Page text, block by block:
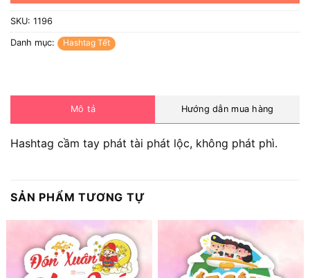
SKU: 1196
Danh mục: Hashtag Tết
Mô tả Hướng dẫn mua hàng
Hashtag cầm tay phát tài phát lộc, không phát phì.
SẢN PHẨM TƯƠNG TỰ